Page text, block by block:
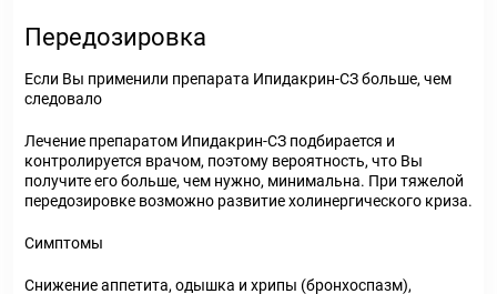
Передозировка
Если Вы применили препарата Ипидакрин-СЗ больше, чем
следовало
Лечение препаратом Ипидакрин-СЗ подбирается и
контролируется врачом, поэтому вероятность, что Вы
получите его больше, чем нужно, минимальна. При тяжелой
передозировке возможно развитие холинергического криза.
Симптомы
Снижение аппетита, одышка и хрипы (бронхоспазм),